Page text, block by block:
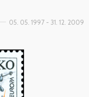
05. 05. 1997 - 31. 12. 2009